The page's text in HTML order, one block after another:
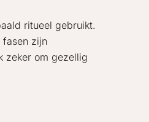
ritueel gebruikt.
zijn
zeker om gezellig